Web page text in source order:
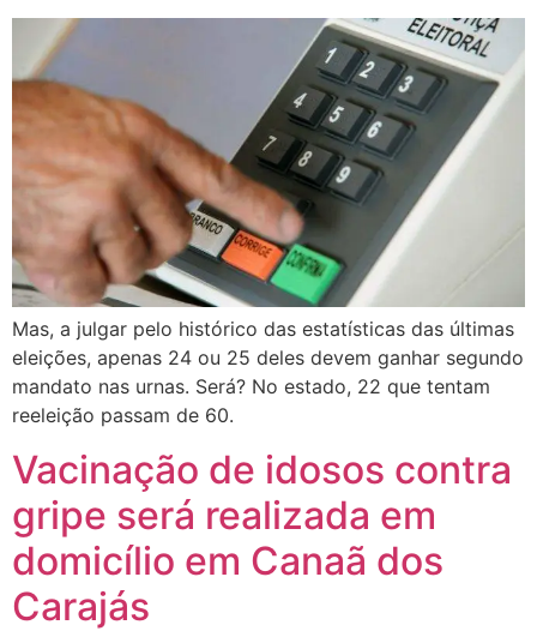
Mas, a julgar pelo histórico das estatísticas das últimas
eleições, apenas 24 ou 25 deles devem ganhar segundo
mandato nas urnas. Será? No estado, 22 que tentam
reeleição passam de 60.
Vacinação de idosos contra
gripe será realizada em
domicílio em Canaã dos
Carajás